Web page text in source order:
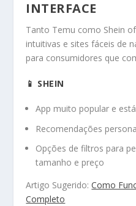
INTERFACE
Tanto Temu como Shein
intuitivas e sites fáceis de
para consumidores que
📱 SHEIN
App muito popular e
Recomendações
Opções de filtros para
tamanho e preço
Artigo Sugerido:Como
Completo